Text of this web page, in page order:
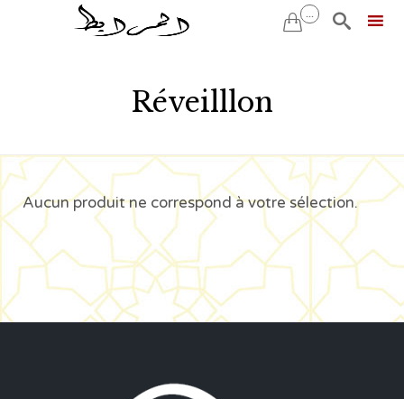
 ... 
content
Réveilllon
Aucun produit ne correspond à votre sélection.